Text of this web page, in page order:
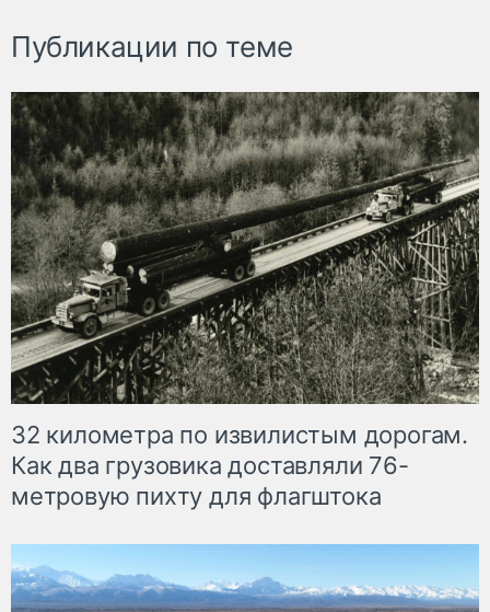
Публикации по теме
32 километра по извилистым дорогам.
Как два грузовика доставляли 76-
метровую пихту для флагштока